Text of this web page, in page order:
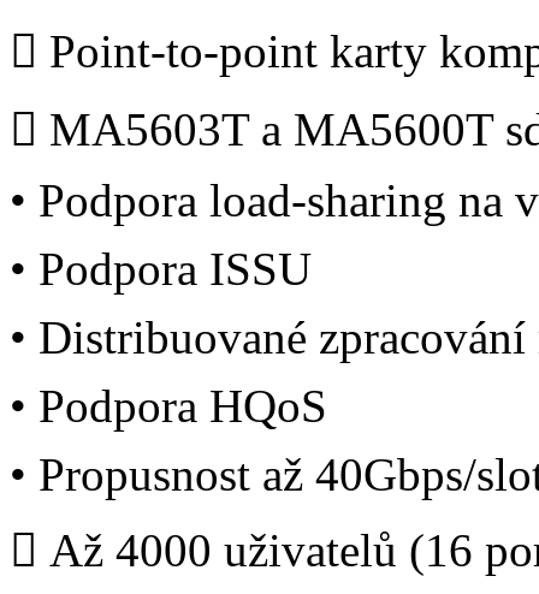
 Point-to-point karty
 MA5603T a MA5600T
• Podpora load-sharing na
• Podpora ISSU
• Distribuované
• Podpora HQoS
• Propusnost až 40Gbps/
 Až 4000 uživatelů (16